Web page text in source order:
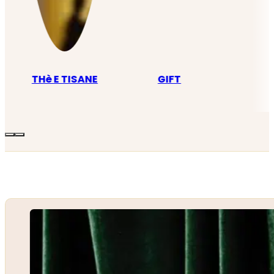
THè E TISANE GIFT